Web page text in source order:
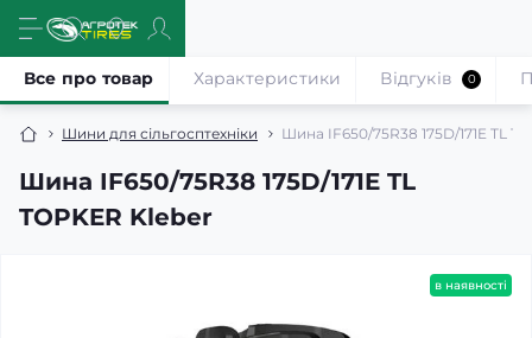
Шини для сільгосптехніки Шина IF650/75R38 175D/171E TL
Шина IF650/75R38 175D/171E TL
TOPKER Kleber
Все про товар Характеристики Відгуків 0
в наявності